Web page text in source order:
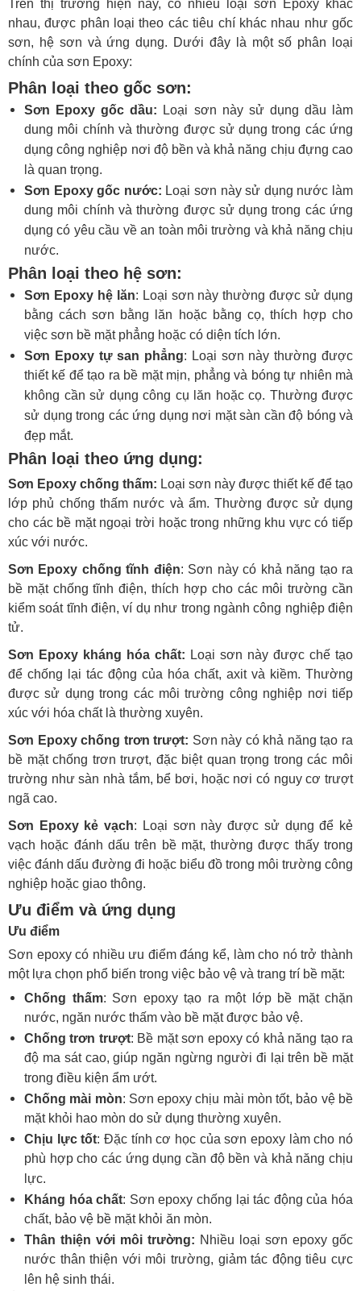
Trên thị trường hiện nay, có nhiều loại sơn Epoxy khác
nhau, được phân loại theo các tiêu chí khác nhau như gốc
sơn, hệ sơn và ứng dụng. Dưới đây là một số phân loại
chính của sơn Epoxy:
Phân loại theo gốc sơn:
Sơn Epoxy gốc dầu: Loại sơn này sử dụng dầu làm
dung môi chính và thường được sử dụng trong các ứng
dụng công nghiệp nơi độ bền và khả năng chịu đựng cao
là quan trọng.
Sơn Epoxy gốc nước: Loại sơn này sử dụng nước làm
dung môi chính và thường được sử dụng trong các ứng
dụng có yêu cầu về an toàn môi trường và khả năng chịu
nước.
Phân loại theo hệ sơn:
Sơn Epoxy hệ lăn: Loại sơn này thường được sử dụng
bằng cách sơn bằng lăn hoặc bằng cọ, thích hợp cho
việc sơn bề mặt phẳng hoặc có diện tích lớn.
Sơn Epoxy tự san phẳng: Loại sơn này thường được
thiết kế để tạo ra bề mặt mịn, phẳng và bóng tự nhiên mà
không cần sử dụng công cụ lăn hoặc cọ. Thường được
sử dụng trong các ứng dụng nơi mặt sàn cần độ bóng và
đẹp mắt.
Phân loại theo ứng dụng:
Sơn Epoxy chống thấm: Loại sơn này được thiết kế để tạo
lớp phủ chống thấm nước và ẩm. Thường được sử dụng
cho các bề mặt ngoại trời hoặc trong những khu vực có tiếp
xúc với nước.
Sơn Epoxy chống tĩnh điện: Sơn này có khả năng tạo ra
bề mặt chống tĩnh điện, thích hợp cho các môi trường cần
kiểm soát tĩnh điện, ví dụ như trong ngành công nghiệp điện
tử.
Sơn Epoxy kháng hóa chất: Loại sơn này được chế tạo
để chống lại tác động của hóa chất, axit và kiềm. Thường
được sử dụng trong các môi trường công nghiệp nơi tiếp
xúc với hóa chất là thường xuyên.
Sơn Epoxy chống trơn trượt: Sơn này có khả năng tạo ra
bề mặt chống trơn trượt, đặc biệt quan trọng trong các môi
trường như sàn nhà tắm, bể bơi, hoặc nơi có nguy cơ trượt
ngã cao.
Sơn Epoxy kẻ vạch: Loại sơn này được sử dụng để kẻ
vạch hoặc đánh dấu trên bề mặt, thường được thấy trong
việc đánh dấu đường đi hoặc biểu đồ trong môi trường công
nghiệp hoặc giao thông.
Ưu điểm và ứng dụng
Ưu điểm
Sơn epoxy có nhiều ưu điểm đáng kể, làm cho nó trở thành
một lựa chọn phổ biến trong việc bảo vệ và trang trí bề mặt:
Chống thấm: Sơn epoxy tạo ra một lớp bề mặt chặn
nước, ngăn nước thấm vào bề mặt được bảo vệ.
Chống trơn trượt: Bề mặt sơn epoxy có khả năng tạo ra
độ ma sát cao, giúp ngăn ngừng người đi lại trên bề mặt
trong điều kiện ẩm ướt.
Chống mài mòn: Sơn epoxy chịu mài mòn tốt, bảo vệ bề
mặt khỏi hao mòn do sử dụng thường xuyên.
Chịu lực tốt: Đặc tính cơ học của sơn epoxy làm cho nó
phù hợp cho các ứng dụng cần độ bền và khả năng chịu
lực.
Kháng hóa chất: Sơn epoxy chống lại tác động của hóa
chất, bảo vệ bề mặt khỏi ăn mòn.
Thân thiện với môi trường: Nhiều loại sơn epoxy gốc
nước thân thiện với môi trường, giảm tác động tiêu cực
lên hệ sinh thái.